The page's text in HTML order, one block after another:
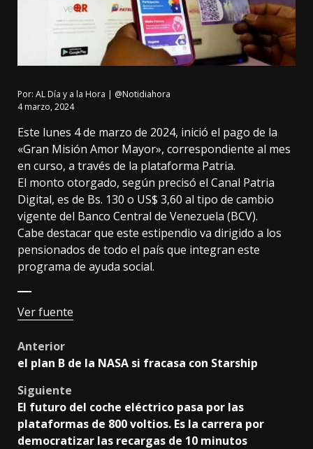
Por: AL Día y a la Hora | @Notidiahora
4 marzo, 2024
Este lunes 4 de marzo de 2024, inició el pago de la
«Gran Misión Amor Mayor», correspondiente al mes
en curso, a través de la plataforma Patria.
El monto otorgado, según precisó el Canal Patria
Digital, es de Bs. 130 o US$ 3,60 al tipo de cambio
vigente del Banco Central de Venezuela (BCV).
Cabe destacar que este estipendio va dirigido a los
pensionados de todo el país que integran este
programa de ayuda social.
Ver fuente
Post
navigation
Anterior
el plan B de la NASA si fracasa con Starship
Siguiente
El futuro del coche eléctrico pasa por las
plataformas de 800 voltios. Es la carrera por
democratizar las recargas de 10 minutos